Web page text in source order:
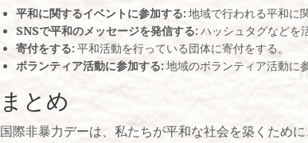
平和に関するイベントに参加する: 地域で行われる平和に
SNSで平和のメッセージを発信する: ハッシュタグなどを
寄付をする: 平和活動を行っている団体に寄付をする。
ボランティア活動に参加する: 地域のボランティア活動に
まとめ
国際非暴力デーは、私たちが平和な社会を築くため